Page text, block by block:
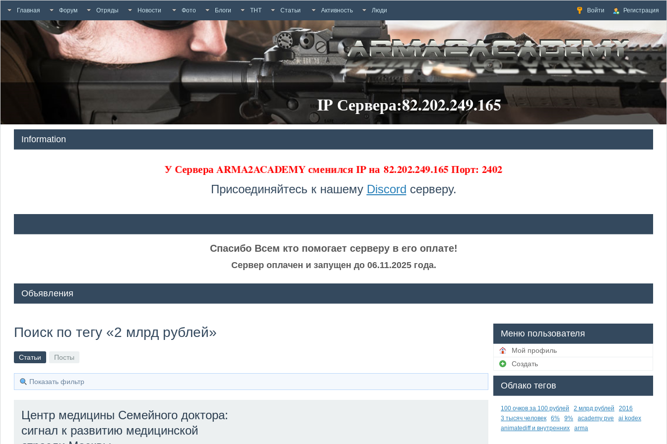
Главная Форум Отряды Новости Фото Блоги ТНТ Статьи Активность Люди Войти Регистрация
IP Сервера:82.202.249.165
Information
У Сервера ARMA2ACADEMY сменился IP на 82.202.249.165 Порт: 2402
Присоединяйтесь к нашему Discord серверу.
Спасибо Всем кто помогает серверу в его оплате!
Сервер оплачен и запущен до 06.11.2025 года.
Объявления
Поиск по тегу «2 млрд рублей»
Статьи Посты
Показать фильтр
Центр медицины Семейного доктора:
сигнал к развитию медицинской
Меню пользователя
Мой профиль
Создать
Облако тегов
100 очков за 100 рублей 2 млрд рублей
2016
3 тысяч человек
6% 9% academy pve
ai kodex
animatediff и внутренних
arma